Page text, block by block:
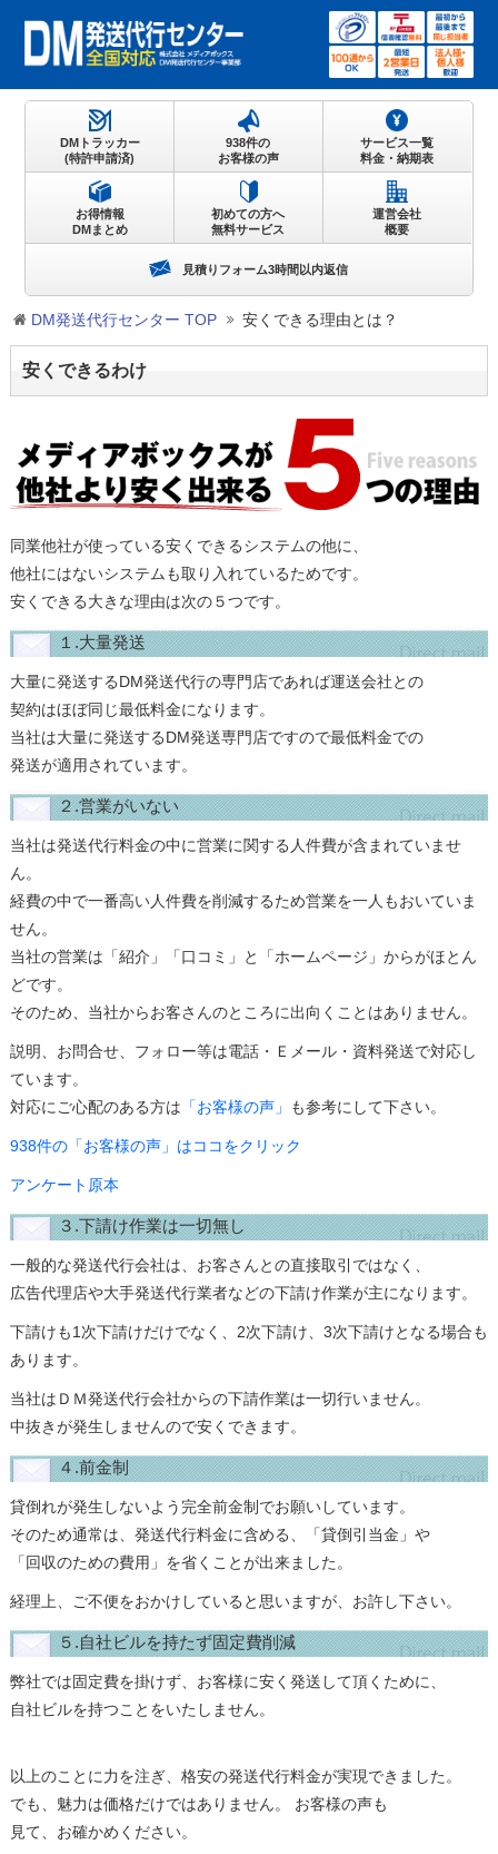
DM発送代行センター TOP 安くできる理由とは？
安くできるわけ
同業他社が使っている安くできるシステムの他に、
他社にはないシステムも取り入れているためです。
安くできる大きな理由は次の５つです。
１.大量発送
大量に発送するDM発送代行の専門店であれば運送会社との
契約はほぼ同じ最低料金になります。
当社は大量に発送するDM発送専門店ですので最低料金での
発送が適用されています。
２.営業がいない
当社は発送代行料金の中に営業に関する人件費が含まれていませ
ん。
経費の中で一番高い人件費を削減するため営業を一人もおいていま
せん。
当社の営業は「紹介」「口コミ」と「ホームページ」からがほとん
どです。
そのため、当社からお客さんのところに出向くことはありません。
説明、お問合せ、フォロー等は電話・Ｅメール・資料発送で対応し
ています。
対応にご心配のある方は 「お客様の声」 も参考にして下さい。
938件の「お客様の声」はココをクリック
アンケート原本
３.下請け作業は一切無し
一般的な発送代行会社は、お客さんとの直接取引ではなく、
広告代理店や大手発送代行業者などの下請け作業が主になります。
下請けも1次下請けだけでなく、2次下請け、3次下請けとなる場合も
あります。
当社はＤＭ発送代行会社からの下請作業は一切行いません。
中抜きが発生しませんので安くできます。
４.前金制
貸倒れが発生しないよう完全前金制でお願いしています。
そのため通常は、発送代行料金に含める、「貸倒引当金」や
「回収のための費用」を省くことが出来ました。
経理上、ご不便をおかけしていると思いますが、お許し下さい。
５.自社ビルを持たず固定費削減
弊社では固定費を掛けず、お客様に安く発送して頂くために、
自社ビルを持つことをいたしません。
以上のことに力を注ぎ、格安の発送代行料金が実現できました。
でも、魅力は価格だけではありません。 お客様の声も
見て、お確かめください。
DMトラッカー
(特許申請済)
938件の
お客様の声
サービス一覧
料金・納期表
お得情報
DMまとめ
初めての方へ
無料サービス
運営会社
概要
見積りフォーム3時間以内返信